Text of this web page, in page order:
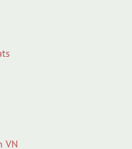
VN